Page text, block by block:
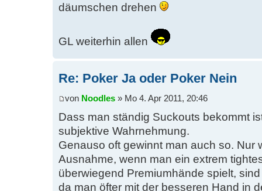
däumschen drehen
GL weiterhin allen
Re: Poker Ja oder Poker Nein
von Noodles » Mo 4. Apr 2011, 20:46
Dass man ständig Suckouts bekommt
subjektive Wahrnehmung.
Genauso oft gewinnt man auch so. Nur
Ausnahme, wenn man ein extrem
überwiegend Premiumhände spielt,
da man öfter mit der besseren Hand in